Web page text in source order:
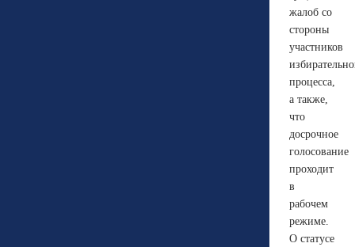
жалоб со
стороны
участников
процесса,
а также,
что
досрочное
голосование
проходит
в
рабочем
режиме.
О статусе